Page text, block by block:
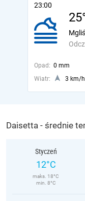
23:00
Opad: 0 mm
Wiatr:
3 km/h
Daisetta - średnie
Styczeń
12°C
maks. 18°C
min. 8°C